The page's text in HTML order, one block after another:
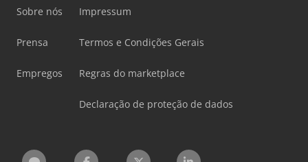
Sobre nós
Prensa
Empregos
Impressum
Termos e Condições Gerais
Regras do marketplace
Declaração de proteção de dados